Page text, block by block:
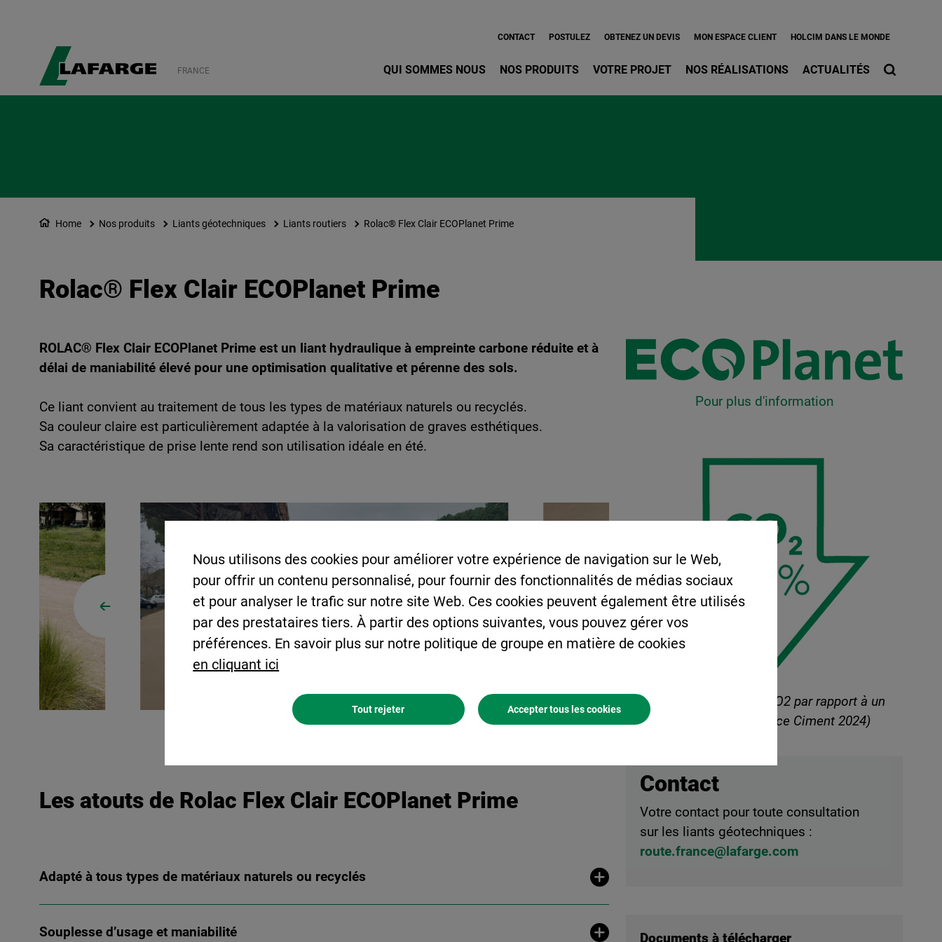
FRANCE
CONTACT POSTULEZ OBTENEZ UN DEVIS MON ESPACE CLIENT HOLCIM DANS LE MONDE
QUI SOMMES NOUS NOS PRODUITS VOTRE PROJET NOS RÉALISATIONS ACTUALITÉS
Home Nos produits Liants géotechniques Liants routiers Rolac® Flex Clair ECOPlanet Prime
Rolac® Flex Clair ECOPlanet Prime
ROLAC® Flex Clair ECOPlanet Prime est un liant hydraulique à empreinte carbone réduite et à
délai de maniabilité élevé pour une optimisation qualitative et pérenne des sols.
Ce liant convient au traitement de tous les types de matériaux naturels ou recyclés.
Sa couleur claire est particulièrement adaptée à la valorisation de graves esthétiques.
Sa caractéristique de prise lente rend son utilisation idéale en été.
Les atouts de Rolac Flex Clair ECOPlanet Prime
Adapté à tous types de matériaux naturels ou recyclés
Souplesse d’usage et maniabilité
Image
Pour plus d'information
-50% d’émissions de CO2 par rapport à un
CEM I. (Donnée France Ciment 2024)
Contact
Votre contact pour toute consultation
sur les liants géotechniques :
route.france@lafarge.com
Documents à télécharger
Nous utilisons des cookies pour améliorer votre expérience de navigation sur le Web,
pour offrir un contenu personnalisé, pour fournir des fonctionnalités de médias sociaux
et pour analyser le trafic sur notre site Web. Ces cookies peuvent également être utilisés
par des prestataires tiers. À partir des options suivantes, vous pouvez gérer vos
préférences. En savoir plus sur notre politique de groupe en matière de cookies
en cliquant ici
Accepter tous les cookies
Tout rejeter